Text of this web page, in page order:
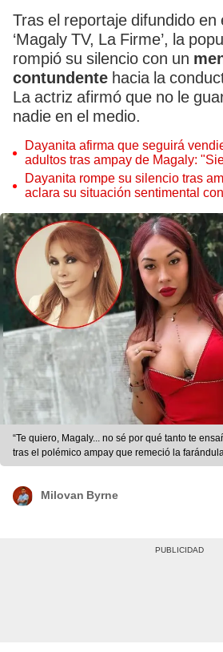
Tras el reportaje difundido en
‘Magaly TV, La Firme’, la
rompió su silencio con un
contundente hacia la
La actriz afirmó que no le
nadie en el medio.
Dayanita afirma que seguirá
adultos tras ampay de Magaly:
sueño"
Dayanita rompe su silencio tras
aclara su situación sentimental
“Te quiero, Magaly... no sé por qué tanto te
tras el polémico ampay que remeció la
Instagram
Milovan Byrne